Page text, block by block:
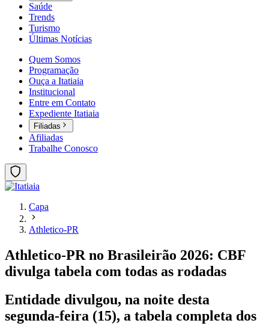
Saúde
Trends
Turismo
Últimas Notícias
Quem Somos
Programação
Ouça a Itatiaia
Institucional
Entre em Contato
Expediente Itatiaia
Filiadas
Afiliadas
Trabalhe Conosco
Capa
Athletico-PR
Athletico-PR no Brasileirão 2026: CBF
divulga tabela com todas as rodadas
Entidade divulgou, na noite desta
segunda-feira (15), a tabela completa dos